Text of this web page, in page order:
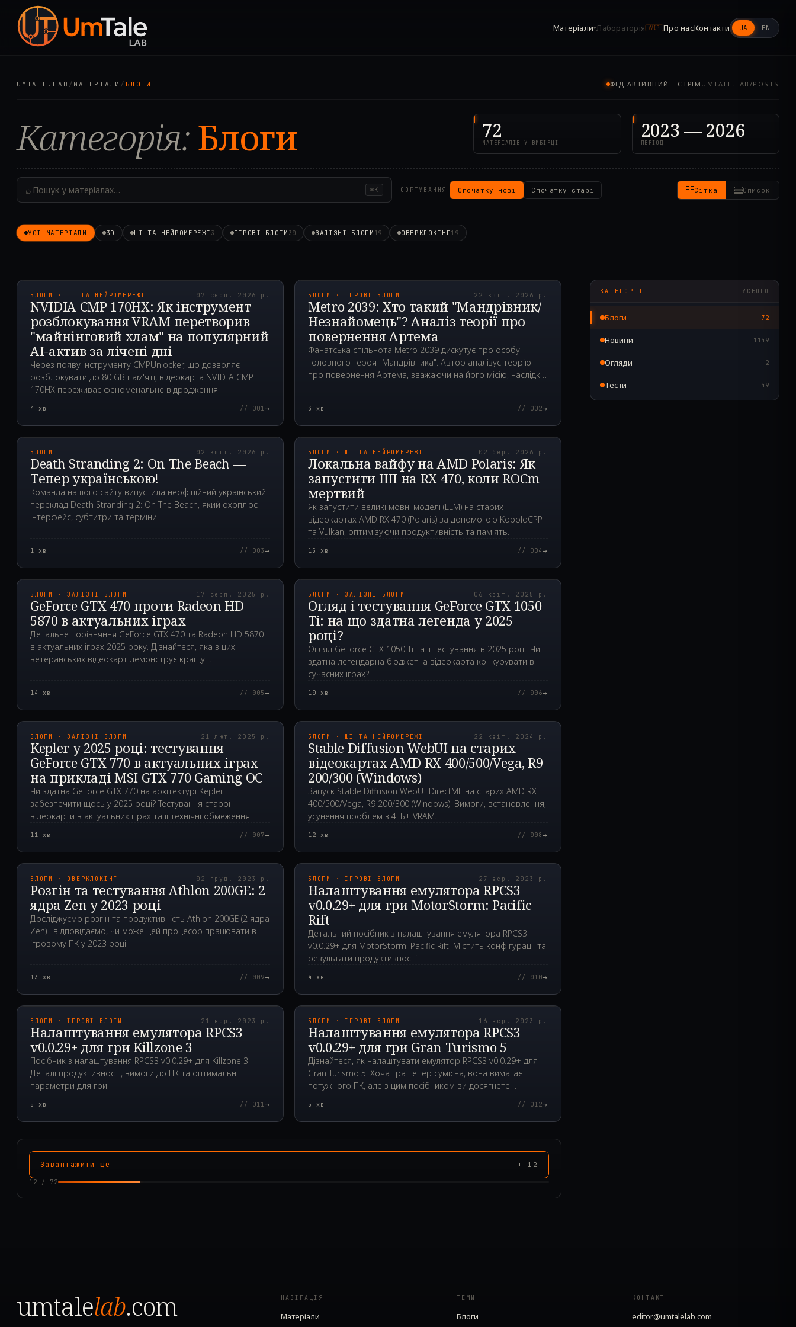
Матеріали▾Лабораторія WIP Про насКонтакти UA EN
UMTALE.LAB / МАТЕРІАЛИ / БЛОГИ ФІД АКТИВНИЙ · СТРІМ UMTALE.LAB/POSTS
Категорія:Блоги 72
МАТЕРІАЛІВ У ВИБІРЦІ
2023 — 2026
ПЕРІОД
⌕ ⌘K СОРТУВАННЯ Спочатку нові Спочатку старі Сітка Список
УСІ МАТЕРІАЛИ 3D ШІ ТА НЕЙРОМЕРЕЖІ 3 ІГРОВІ БЛОГИ 30 ЗАЛІЗНІ БЛОГИ 19 ОВЕРКЛОКІНГ19
БЛОГИ · ШІ ТА НЕЙРОМЕРЕЖІ 07 серп. 2026 р.
NVIDIA CMP 170HX: Як інструмент
розблокування VRAM перетворив
"майнінговий хлам" на популярний
AI-актив за лічені дні
Через появу інструменту CMPUnlocker, що дозволяє
розблокувати до 80 GB пам'яті, відеокарта NVIDIA CMP
170HX переживає феноменальне відродження.
4 хв // 001→
БЛОГИ · ІГРОВІ БЛОГИ 22 квіт. 2026 р.
Metro 2039: Хто такий "Мандрівник/
Незнайомець"? Аналіз теорії про
повернення Артема
Фанатська спільнота Metro 2039 дискутує про особу
головного героя "Мандрівника". Автор аналізує теорію
про повернення Артема, зважаючи на його місію, наслідки
3 хв // 002→
2026.04.02T17:41:12.000Z
БЛОГИ 02 квіт. 2026 р.
Death Stranding 2: On The Beach —
Тепер українською!
Команда нашого сайту випустила неофіційний український
переклад Death Stranding 2: On The Beach, який охоплює
інтерфейс, субтитри та терміни.
1 хв // 003→
2026.03.02T13:20:09.000Z
БЛОГИ · ШІ ТА НЕЙРОМЕРЕЖІ 02 бер. 2026 р.
Локальна вайфу на AMD Polaris: Як
запустити ШІ на RX 470, коли ROCm
мертвий
Як запустити великі мовні моделі (LLM) на старих
відеокартах AMD RX 470 (Polaris) за допомогою KoboldCPP
та Vulkan, оптимізуючи продуктивність та пам'ять.
15 хв // 004→
2025.08.17T23:45:35.000Z
БЛОГИ · ЗАЛІЗНІ БЛОГИ 17 серп. 2025 р.
GeForce GTX 470 проти Radeon HD
5870 в актуальних іграх
Детальне порівняння GeForce GTX 470 та Radeon HD 5870
в актуальних іграх 2025 року. Дізнайтеся, яка з цих
ветеранських відеокарт демонструє кращу
14 хв // 005→
2025.04.06T18:53:02.000Z
БЛОГИ · ЗАЛІЗНІ БЛОГИ 06 квіт. 2025 р.
Огляд і тестування GeForce GTX 1050
Ti: на що здатна легенда у 2025
році?
Огляд GeForce GTX 1050 Ti та її тестування в 2025 році. Чи
здатна легендарна бюджетна відеокарта конкурувати в
сучасних іграх?
10 хв // 006→
2025.02.21T04:50:02.000Z
БЛОГИ · ЗАЛІЗНІ БЛОГИ 21 лют. 2025 р.
Kepler у 2025 році: тестування
GeForce GTX 770 в актуальних іграх
на прикладі MSI GTX 770 Gaming OC
Чи здатна GeForce GTX 770 на архітектурі Kepler
забезпечити щось у 2025 році? Тестування старої
відеокарти в актуальних іграх та її технічні обмеження.
11 хв // 007→
2024.04.22T08:20:50.000Z
БЛОГИ · ШІ ТА НЕЙРОМЕРЕЖІ 22 квіт. 2024 р.
Stable Diffusion WebUI на старих
відеокартах AMD RX 400/500/Vega, R9
200/300 (Windows)
Запуск Stable Diffusion WebUI DirectML на старих AMD RX
400/500/Vega, R9 200/300 (Windows). Вимоги, встановлення,
усунення проблем з 4ГБ+ VRAM.
12 хв // 008→
2023.12.02T20:37:45.000Z
БЛОГИ · ОВЕРКЛОКІНГ 02 груд. 2023 р.
Розгін та тестування Athlon 200GE: 2
ядра Zen у 2023 році
Досліджуємо розгін та продуктивність Athlon 200GE (2 ядра
Zen) і відповідаємо, чи може цей процесор працювати в
ігровому ПК у 2023 році.
13 хв // 009→
2023.09.27T11:42:18.000Z
БЛОГИ · ІГРОВІ БЛОГИ 27 вер. 2023 р.
Налаштування емулятора RPCS3
v0.0.29+ для гри MotorStorm: Pacific
Rift
Детальний посібник з налаштування емулятора RPCS3
v0.0.29+ для MotorStorm: Pacific Rift. Містить конфігурації та
результати продуктивності.
4 хв // 010→
2023.09.21T06:52:20.000Z
БЛОГИ · ІГРОВІ БЛОГИ 21 вер. 2023 р.
Налаштування емулятора RPCS3
v0.0.29+ для гри Killzone 3
Посібник з налаштування RPCS3 v0.0.29+ для Killzone 3.
Деталі продуктивності, вимоги до ПК та оптимальні
параметри для гри.
5 хв // 011→
2023.09.16T23:20:58.000Z
БЛОГИ · ІГРОВІ БЛОГИ 16 вер. 2023 р.
Налаштування емулятора RPCS3
v0.0.29+ для гри Gran Turismo 5
Дізнайтеся, як налаштувати емулятор RPCS3 v0.0.29+ для
Gran Turismo 5. Хоча гра тепер сумісна, вона вимагає
потужного ПК, але з цим посібником ви досягнете
5 хв // 012→
Завантажити ще + 12
12 / 72
КАТЕГОРІЇ УСЬОГО
Блоги 72
Новини 1149
Огляди 2
Тести 49
umtalelab.com НАВІГАЦІЯ
Матеріали
ТЕМИ
Блоги
КОНТАКТ
editor@umtalelab.com